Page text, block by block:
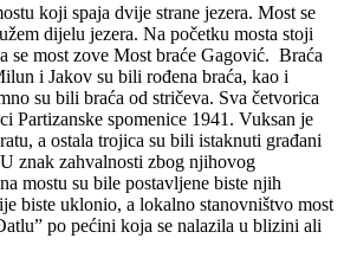
koji spaja dvije strane jezera. Most se
dijelu jezera. Na početku mosta stoji
se most zove Most braće Gagović. Braća
i Jakov su bili rođena braća, kao i
su bili braća od stričeva. Sva četvorica
Partizanske spomenice 1941. Vuksan je
a ostala trojica su bili istaknuti građani
znak zahvalnosti zbog njihovog
mostu su bile postavljene biste njih
biste uklonio, a lokalno stanovništvo most
po pećini koja se nalazila u blizini ali